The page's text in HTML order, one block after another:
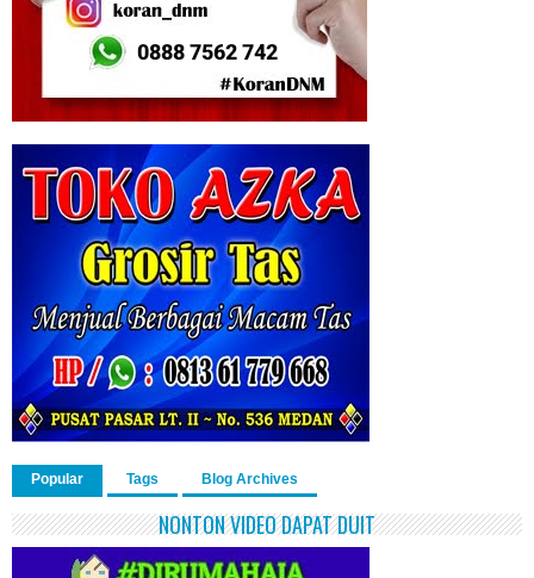
Popular Tags Blog Archives
NONTON VIDEO DAPAT DUIT